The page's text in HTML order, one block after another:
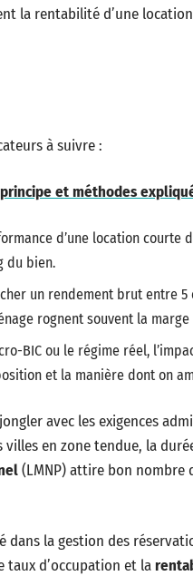
la rentabilité d’une
à suivre :
et méthodes
d’une location courte
du bien.
un rendement brut entre 5
rognent souvent la
BIC ou le régime réel,
et la manière dont on
avec les exigences
en zone tendue, la
(LMNP) attire bon nombre
dans la gestion des
taux d’occupation et la